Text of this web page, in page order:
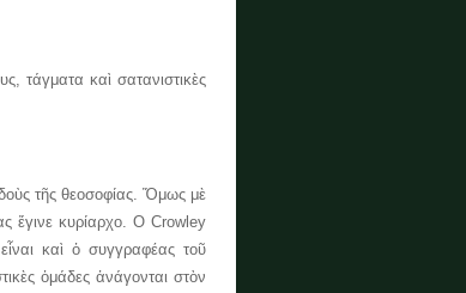
καὶ σατανιστικὲς
τῆς θεοσοφίας. Ὅμως μὲ
ἔγινε κυρίαρχο. Ο Crowley
καὶ ὁ συγγραφέας τοῦ
ὁμάδες ἀνάγονται στὸν